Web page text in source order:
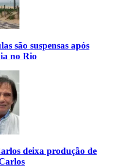
são suspensas após
no Rio
deixa produção de